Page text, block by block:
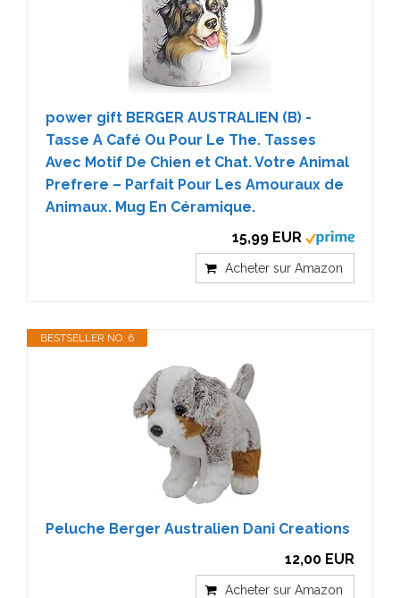
power gift BERGER AUSTRALIEN (B) -
Tasse A Café Ou Pour Le The. Tasses
Avec Motif De Chien et Chat. Votre Animal
Prefrere – Parfait Pour Les Amouraux de
Animaux. Mug En Céramique.
15,99 EUR
Acheter sur Amazon
BESTSELLER NO. 6
Peluche Berger Australien Dani Creations
12,00 EUR
Acheter sur Amazon